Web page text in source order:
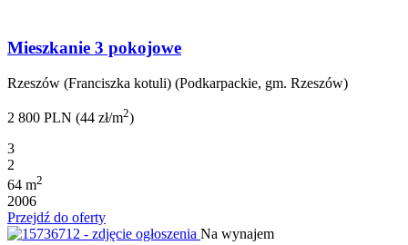
Mieszkanie 3 pokojowe
Rzeszów (Franciszka kotuli) (Podkarpackie, gm. Rzeszów)
2 800 PLN (44 zł/m2)
3
2
64 m2
2006
Przejdź do oferty
Na wynajem